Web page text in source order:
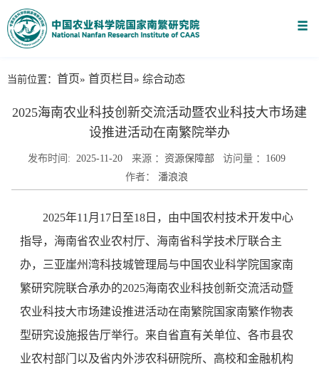
当前位置： 首页» 首页栏目» 综合动态
2025海南农业科技创新交流活动暨农业科技大市场建
设推进活动在南繁院举办
发布时间: 2025-11-20 来源 ： 资源保障部 访问量 ： 1609
作者：
潘浪浪
2025年11月17日至18日，由中国农村技术开发中心
指导，海南省农业农村厅、海南省科学技术厅联合主
办，三亚崖州湾科技城管理局与中国农业科学院国家南
繁研究院联合承办的2025海南农业科技创新交流活动暨
农业科技大市场建设推进活动在南繁院国家南繁作物表
型研究设施报告厅举行。来自省直有关单位、各市县农
业农村部门以及省内外涉农科研院所、高校和金融机构